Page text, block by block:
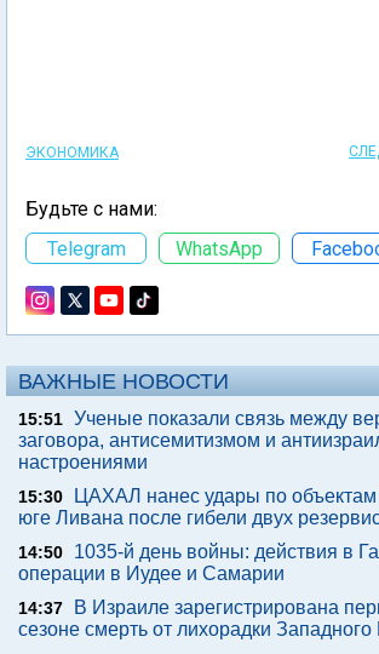
ЭКОНОМИКА
Будьте с нами:
Telegram
WhatsApp
ВАЖНЫЕ НОВОСТИ
15:51 Ученые показали связь между
заговора, антисемитизмом и
настроениями
15:30
ЦАХАЛ нанес удары по
юге Ливана после гибели двух
14:50
1035-й день войны: действия в
операции в Иудее и Самарии
14:37
В Израиле зарегистрирована
сезоне смерть от лихорадки